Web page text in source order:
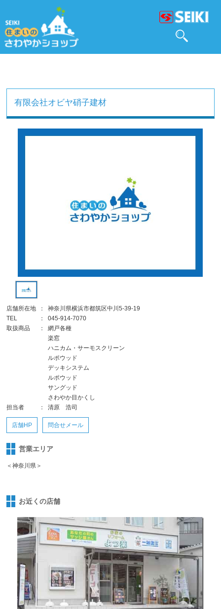
有限会社オビヤ硝子建材
店舗所在地 ：
神奈川県横浜市都筑区中川5-39-19
TEL
：
045-914-7070
取扱商品
：
網戸各種
楽窓
ハニカム・サーモスクリーン
ルポウッド
デッキシステム
ルポウッド
サングッド
さわやか目かくし
担当者
： 清原 浩司
店舗HP 問合せメール
営業エリア
＜神奈川県＞
お近くの店舗